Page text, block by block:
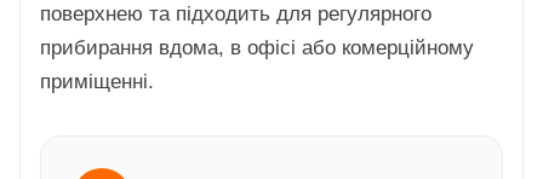
поверхнею та підходить для регулярного
прибирання вдома, в офісі або комерційному
приміщенні.